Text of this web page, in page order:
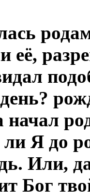
её,
начал
ли Я до
Или,
Бог